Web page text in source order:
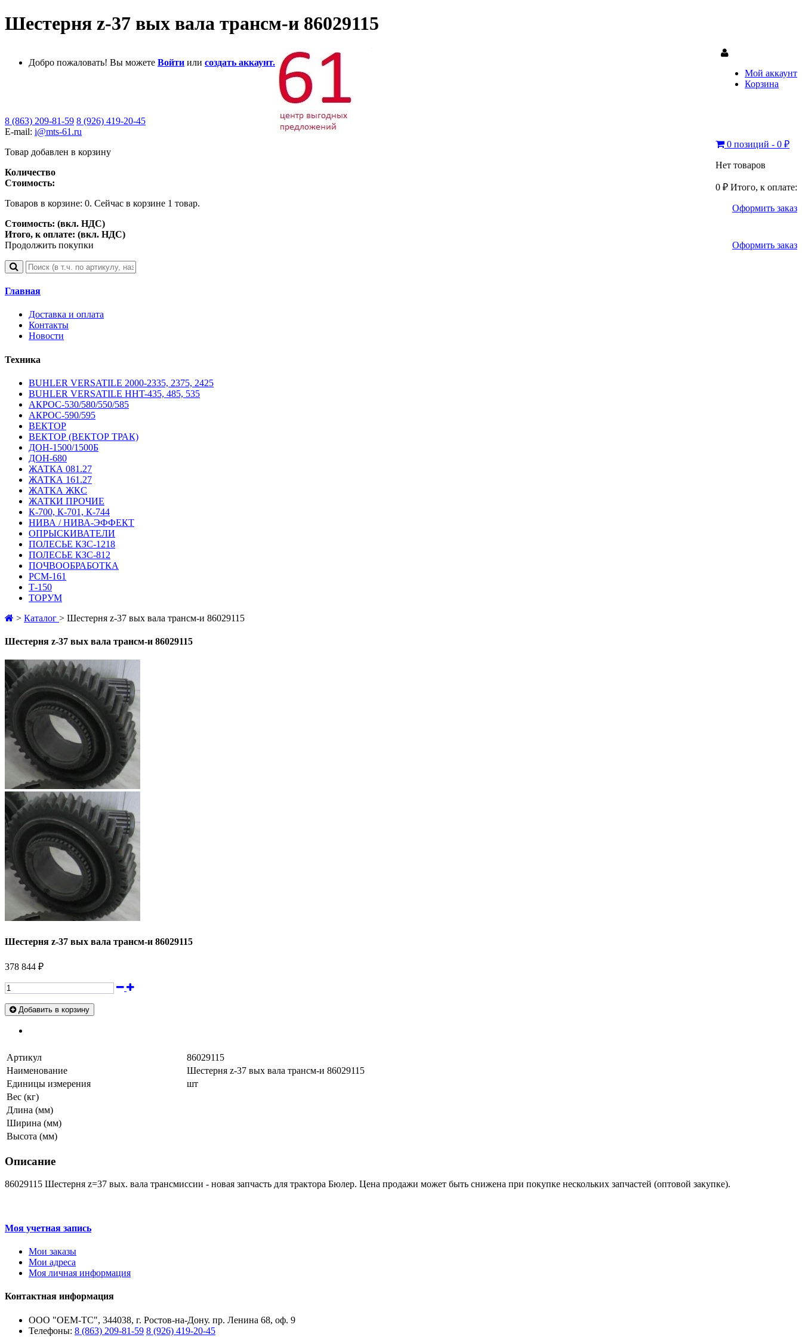
Шестерня z-37 вых вала трансм-и 86029115
Добро пожаловать! Вы можете Войти или создать аккаунт.
Мой аккаунт
Корзина
8 (863) 209-81-59 8 (926) 419-20-45
E-mail: i@mts-61.ru
0 позиций - 0 ₽
Нет товаров
0 ₽ Итого, к оплате:
Оформить заказ
Товар добавлен в корзину
Количество
Стоимость:
Товаров в корзине: 0. Сейчас в корзине 1 товар.
Стоимость: (вкл. НДС)
Итого, к оплате: (вкл. НДС)
Продолжить покупки
Оформить заказ
Главная
Доставка и оплата
Контакты
Новости
Техника
BUHLER VERSATILE 2000-2335, 2375, 2425
BUHLER VERSATILE HHT-435, 485, 535
АКРОС-530/580/550/585
АКРОС-590/595
ВЕКТОР
ВЕКТОР (ВЕКТОР ТРАК)
ДОН-1500/1500Б
ДОН-680
ЖАТКА 081.27
ЖАТКА 161.27
ЖАТКА ЖКС
ЖАТКИ ПРОЧИЕ
К-700, К-701, К-744
НИВА / НИВА-ЭФФЕКТ
ОПРЫСКИВАТЕЛИ
ПОЛЕСЬЕ КЗС-1218
ПОЛЕСЬЕ КЗС-812
ПОЧВООБРАБОТКА
РСМ-161
Т-150
ТОРУМ
> Каталог > Шестерня z-37 вых вала трансм-и 86029115
Шестерня z-37 вых вала трансм-и 86029115
Шестерня z-37 вых вала трансм-и 86029115
378 844 ₽
Добавить в корзину
Артикул
86029115
Наименование
Шестерня z-37 вых вала трансм-и 86029115
Единицы измерения
шт
Вес (кг)
Длина (мм)
Ширина (мм)
Высота (мм)
Описание
86029115 Шестерня z=37 вых. вала трансмиссии - новая запчасть для трактора Бюлер. Цена продажи может быть снижена при покупке нескольких запчастей (оптовой закупке).
Моя учетная запись
Мои заказы
Мои адреса
Моя личная информация
Контактная информация
ООО "ОЕМ-ТС", 344038, г. Ростов-на-Дону. пр. Ленина 68, оф. 9
Телефоны: 8 (863) 209-81-59 8 (926) 419-20-45